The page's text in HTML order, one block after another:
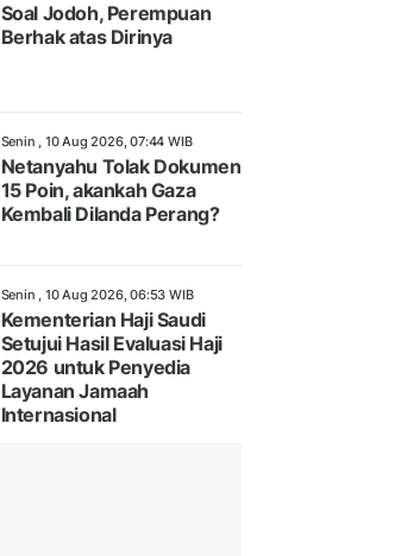
Soal Jodoh, Perempuan
Berhak atas Dirinya
Senin , 10 Aug 2026, 07:44 WIB
Netanyahu Tolak Dokumen
15 Poin, akankah Gaza
Kembali Dilanda Perang?
Senin , 10 Aug 2026, 06:53 WIB
Kementerian Haji Saudi
Setujui Hasil Evaluasi Haji
2026 untuk Penyedia
Layanan Jamaah
Internasional